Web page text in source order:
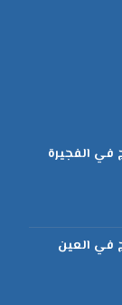
الفجيرة
في العين